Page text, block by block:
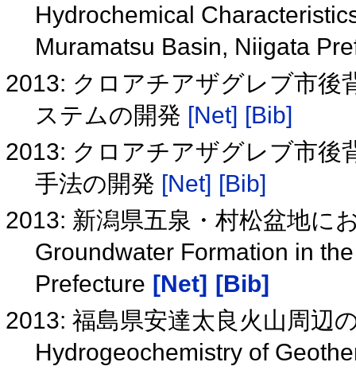
Hydrochemical
Muramatsu Basin, Niigata
2013: クロアチアザグレブ市後
ステムの開発 [Net] [Bib]
2013: クロアチアザグレブ市後
手法の開発 [Net] [Bib]
2013: 新潟県五泉・村松盆地に
Groundwater Formation in
Prefecture [Net] [Bib]
2013: 福島県安達太良火山周辺
Hydrogeochemistry of